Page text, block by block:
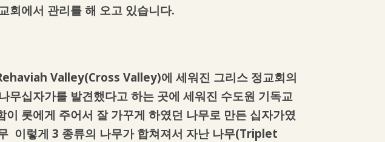
회에서 관리를 해 오고 있습니다.
Valley(Cross Valley)에 세워진 그리스 정교회의
무십자가를 발견했다고 하는 곳에 세워진 수도원 기독교
롯에게 주어서 잘 가꾸게 하였던 나무로 만든 십자가였
이렇게 3 종류의 나무가 합쳐져서 자난 나무(Triplet